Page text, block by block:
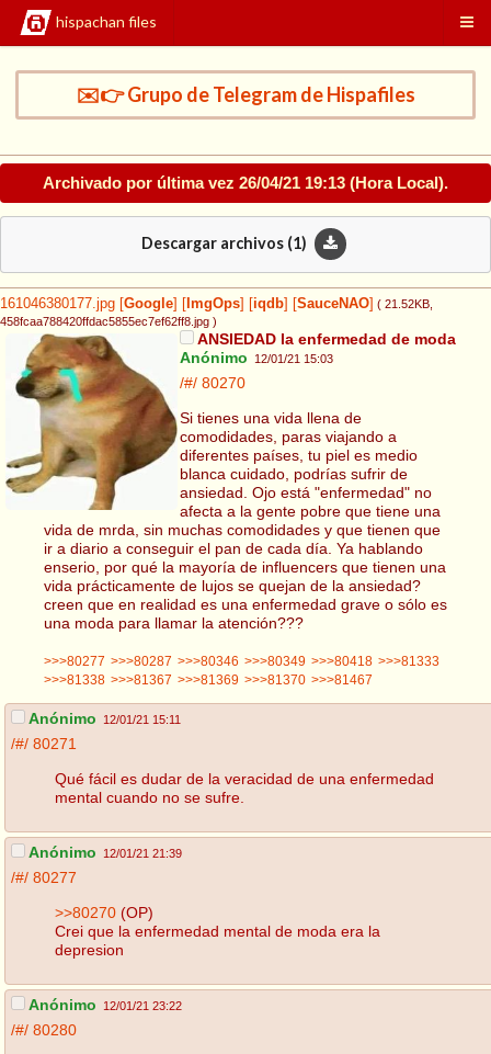
hispachan files
✉️👉 Grupo de Telegram de Hispafiles
Archivado por última vez 26/04/21 19:13 (Hora Local).
Descargar archivos (1)
161046380177.jpg Google ImgOps iqdb SauceNAO ( 21.52KB
458fcaa788420ffdac5855ec7ef62ff8.jpg )
ANSIEDAD la enfermedad de moda
Anónimo
12/01/21 15:03
/#/ 80270
Si tienes una vida llena de
comodidades, paras viajando a
diferentes países, tu piel es medio
blanca cuidado, podrías sufrir de
ansiedad. Ojo está "enfermedad" no
afecta a la gente pobre que tiene una
vida de mrda, sin muchas comodidades y que tienen que
ir a diario a conseguir el pan de cada día. Ya hablando
enserio, por qué la mayoría de influencers que tienen una
vida prácticamente de lujos se quejan de la ansiedad?
creen que en realidad es una enfermedad grave o sólo es
una moda para llamar la atención???
>>>80277 >>>80287 >>>80346 >>>80349 >>>80418 >>>81333
>>>81338 >>>81367 >>>81369 >>>81370 >>>81467
Anónimo 12/01/21 15:11
/#/ 80271
Qué fácil es dudar de la veracidad de una enfermedad
mental cuando no se sufre.
Anónimo 12/01/21 21:39
/#/ 80277
>>80270 (OP)
Crei que la enfermedad mental de moda era la
depresion
Anónimo 12/01/21 23:22
/#/ 80280